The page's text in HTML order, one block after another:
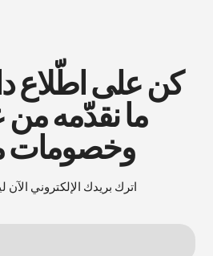
كن على اطّلاع
ما نقدّمه
وخصومات
اترك بريدك الإلكتروني